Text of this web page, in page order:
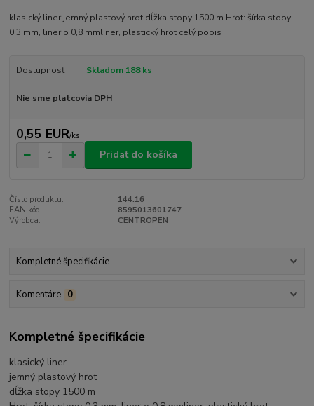
klasický liner jemný plastový hrot dĺžka stopy 1500 m Hrot: šírka stopy
0,3 mm, liner o 0,8 mmliner, plastický hrot celý popis
Dostupnosť Skladom 188 ks
Nie sme platcovia DPH
0,55 EUR/ks
Pridať do košíka
Číslo produktu:
144.16
EAN kód:
8595013601747
Výrobca:
CENTROPEN
Kompletné špecifikácie
Komentáre 0
Kompletné špecifikácie
klasický liner
jemný plastový hrot
dĺžka stopy 1500 m